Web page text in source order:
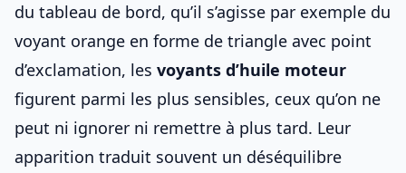
du tableau de bord, qu’il s’agisse par exemple du
voyant orange en forme de triangle avec point
d’exclamation, les voyants d’huile moteur
figurent parmi les plus sensibles, ceux qu’on ne
peut ni ignorer ni remettre à plus tard. Leur
apparition traduit souvent un déséquilibre